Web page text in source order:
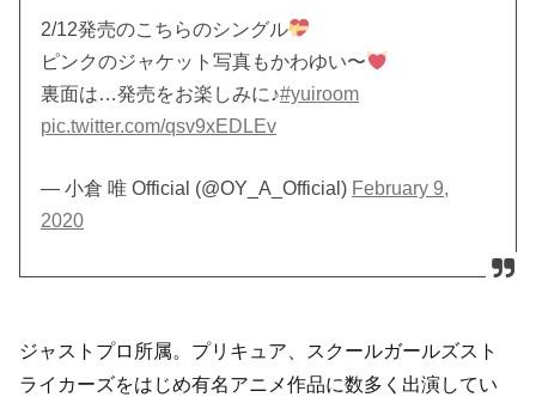
2/12発売のこちらのシングル
ピンクのジャケット写真もかわゆい〜
裏面は…発売をお楽しみに♪#yuiroom
pic.twitter.com/qsv9xEDLEv
— 小倉 唯 Official (@OY_A_Official) February 9,
2020
ジャストプロ所属。プリキュア、スクールガールズスト
ライカーズをはじめ有名アニメ作品に数多く出演してい